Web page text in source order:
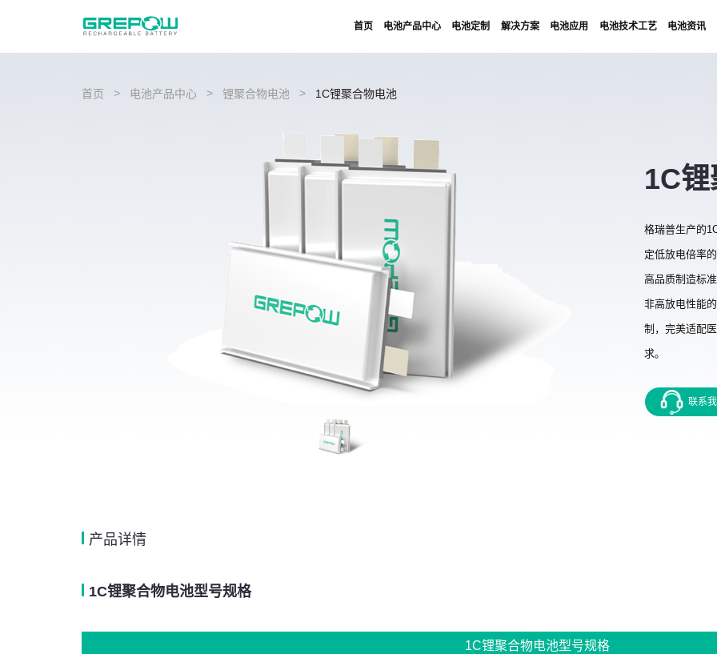
首页 电池产品中心 电池定制 解决方案 电池应用 电池技术工艺 电池资讯
首页 > 电池产品中心 > 锂聚合物电池 > 1C锂聚合物电池
1C
格瑞普生产的
定低放电倍率
高品质制造标
非高放电性能
制，完美适配
求。
联系
产品详情
1C锂聚合物电池型号规格
1C锂聚合物电池型号规格